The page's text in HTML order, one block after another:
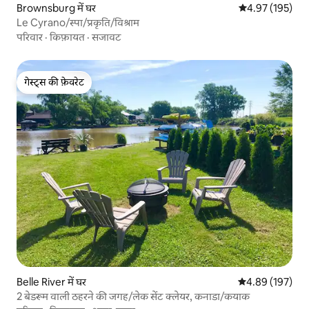
Brownsburg में घर औसत रेटिंग 5 में से
4.97 (195)
Le Cyrano/स्पा/प्रकृति/विश्राम
परिवार ·किफ़ायत ·सजावट
गेस्ट्स की फ़ेवरेट
गेस्ट्स की फ़ेवरेट
Belle River में घर औसत रेटिंग 5 में से
4.89 (197)
2 बेडरूम वाली ठहरने की जगह/लेक सेंट क्लेयर, कनाडा/कयाक